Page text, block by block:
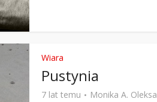
Wiara
Pustynia
7 lat temu Monika A. Oleksa